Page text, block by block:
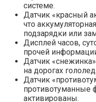
системе.
Датчик «красный
что
подзарядки или
Дисплей часов,
прочей
Датчик
на дорогах гололед.
Датчик
противотуманные
активированы.